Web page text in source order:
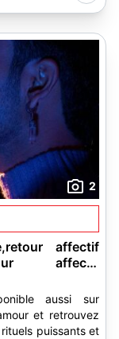
2
affectif
affectif
aussi sur
et retrouvez
puissants et